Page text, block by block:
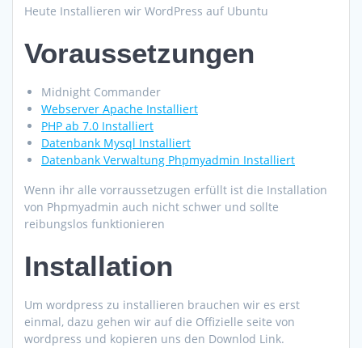
Heute Installieren wir WordPress auf Ubuntu
Voraussetzungen
Midnight Commander
Webserver Apache Installiert
PHP ab 7.0 Installiert
Datenbank Mysql Installiert
Datenbank Verwaltung Phpmyadmin Installiert
Wenn ihr alle vorraussetzugen erfüllt ist die Installation
von Phpmyadmin auch nicht schwer und sollte
reibungslos funktionieren
Installation
Um wordpress zu installieren brauchen wir es erst
einmal, dazu gehen wir auf die Offizielle seite von
wordpress und kopieren uns den Downlod Link.